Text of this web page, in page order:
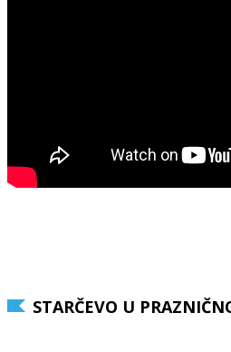
STARČEVO U